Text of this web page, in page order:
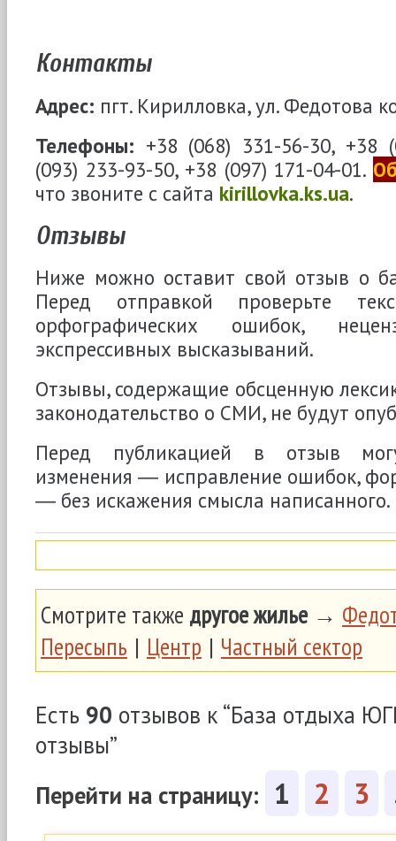
Контакты
Адрес: пгт. Кирилловка, ул. Федотова
Телефоны: +38 (068) 331-56-30, +38
(093) 233-93-50, +38 (097) 171-04-01.
что звоните с сайта kirillovka.ks.ua.
Отзывы
Ниже можно оставит свой отзыв о
Перед отправкой проверьте
орфографических ошибок,
экспрессивных высказываний.
Отзывы, содержащие обсценную
законодательство о СМИ, не будут
Перед публикацией в отзыв
изменения ― исправление ошибок,
― без искажения смысла написанного.
Смотрите также другое жилье→
Пересыпь | Центр | Частный сектор
Есть 90 отзывов к “База отдыха
отзывы”
Перейти на страницу: 1 2 3